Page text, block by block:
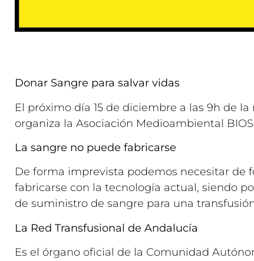
Donar Sangre para salvar vidas
El próximo día 15 de diciembre a las 9h de
organiza la Asociación Medioambiental
La sangre no puede fabricarse
De forma imprevista podemos necesitar de
fabricarse con la tecnología actual, siendo
de suministro de sangre para una
La Red Transfusional de Andalucía
Es el órgano oficial de la Comunidad